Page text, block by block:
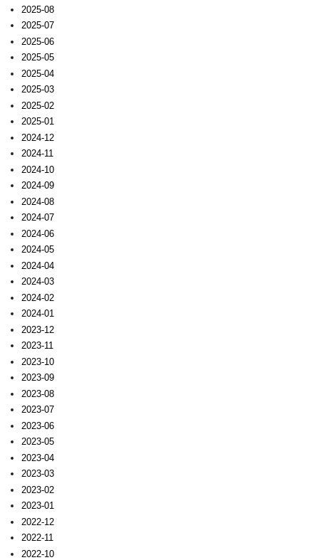
2025-08
2025-07
2025-06
2025-05
2025-04
2025-03
2025-02
2025-01
2024-12
2024-11
2024-10
2024-09
2024-08
2024-07
2024-06
2024-05
2024-04
2024-03
2024-02
2024-01
2023-12
2023-11
2023-10
2023-09
2023-08
2023-07
2023-06
2023-05
2023-04
2023-03
2023-02
2023-01
2022-12
2022-11
2022-10